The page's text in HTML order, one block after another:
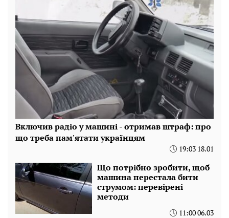
Включив радіо у машині - отримав штраф: про
що треба пам'ятати українцям
19:03 18.01
Що потрібно зробити, щоб
машина перестала бити
струмом: перевірені
методи
11:00 06.03